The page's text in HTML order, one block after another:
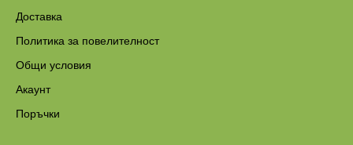
Доставка
Политика за повелителност
Общи условия
Акаунт
Поръчки